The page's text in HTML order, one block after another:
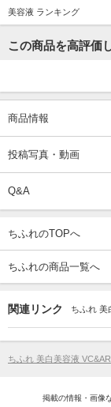
美容液 ランキング
この商品を高評価
商品情報
投稿写真・動画
Q&A
ちふれのTOPへ
ちふれの商品一覧へ
関連リンク ちふれ 美
ちふれ 美白美容液 VC&AR
掲載の情報・画像